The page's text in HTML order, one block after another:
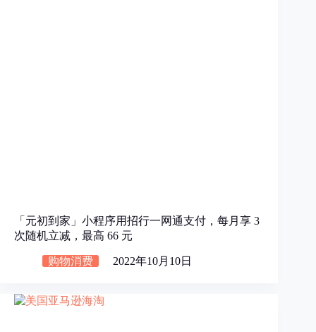
「元初到家」小程序用招行一网通支付，每月享 3
次随机立减，最高 66 元
购物消费 2022年10月10日